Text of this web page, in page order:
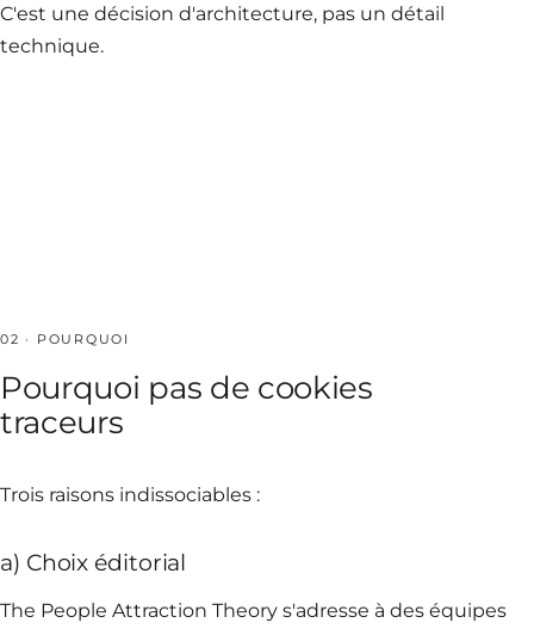
C'est une décision d'architecture, pas un détail
technique.
02 · POURQUOI
Pourquoi pas de cookies
traceurs
Trois raisons indissociables :
a) Choix éditorial
The People Attraction Theory s'adresse à des équipes